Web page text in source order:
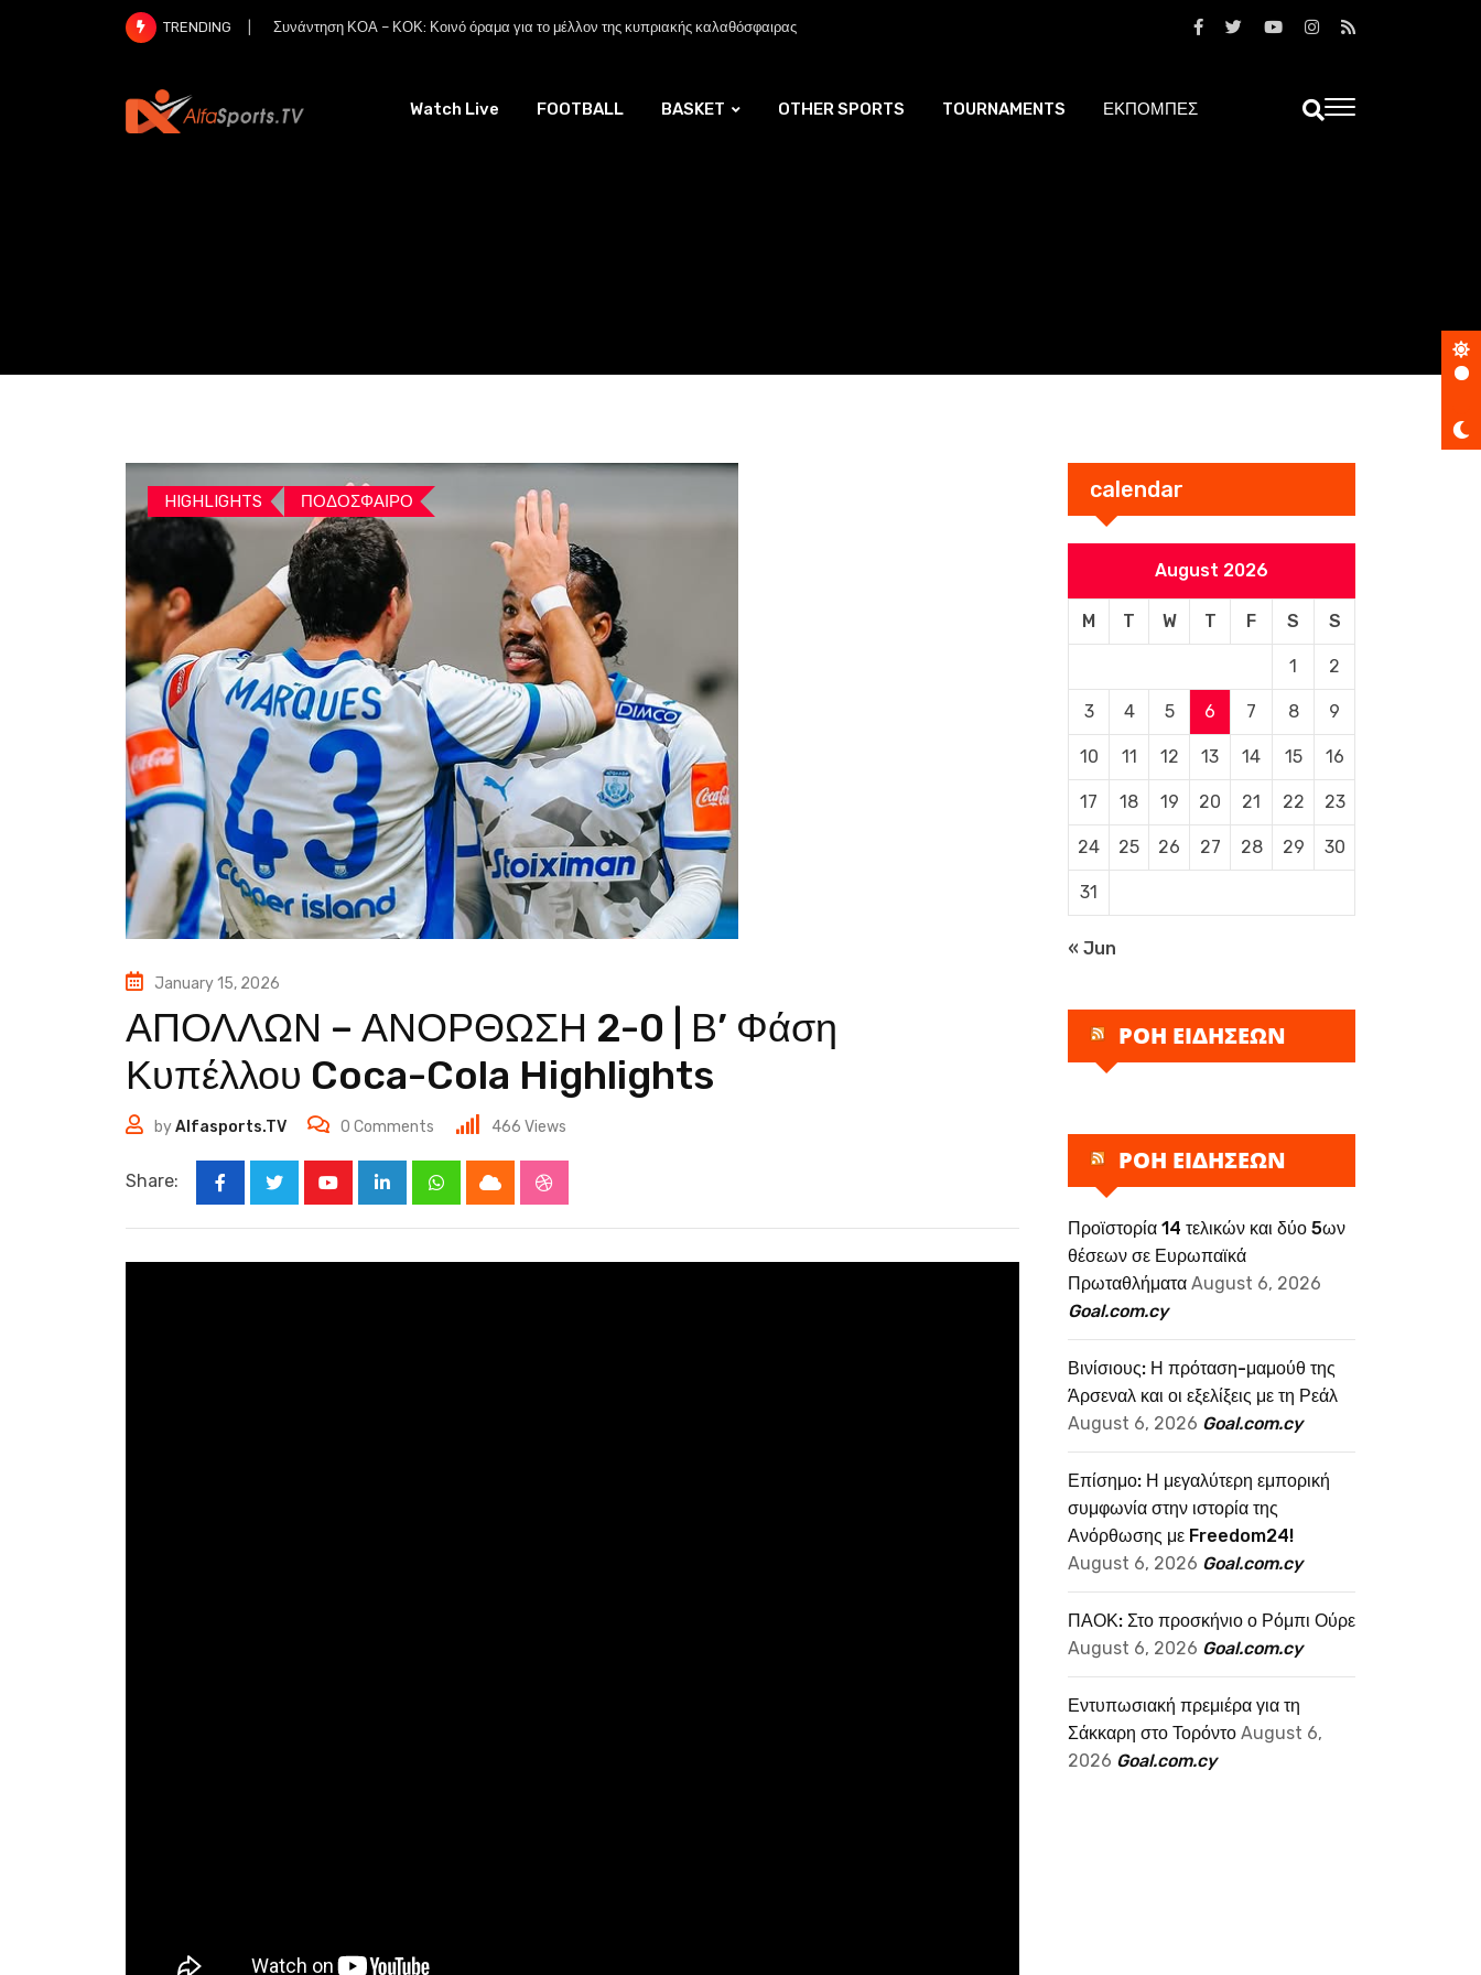
TRENDING Συνάντηση ΚΟΑ – ΚΟΚ: Κοινό όραμα για το μέλλον της κυπριακής καλαθόσφαιρας
Watch Live FOOTBALL BASKET OTHER SPORTS TOURNAMENTS ΕΚΠΟΜΠΕΣ
HIGHLIGHTS ΠΟΔΟΣΦΑΙΡΟ
January 15, 2026
ΑΠΟΛΛΩΝ – ΑΝΟΡΘΩΣΗ 2-0 | Β’ Φάση
Κυπέλλου Coca-Cola Highlights
byAlfasports.TV 0 Comments 466 Views
Share:
LinkedInWhatsappCloud StumbleUpon
calendar
August 2026
M T W T F S S
1 2
3 4 5 6 7 8 9
10 11 12 13 14 15 16
17 18 19 20 21 22 23
24 25 26 27 28 29 30
31
« Jun
ΡΟΗ ΕΙΔΗΣΕΩΝ
ΡΟΗ ΕΙΔΗΣΕΩΝ
Προϊστορία 14 τελικών και δύο 5ων
θέσεων σε Ευρωπαϊκά
Πρωταθλήματα August 6, 2026
Goal.com.cy
Βινίσιους: Η πρόταση-μαμούθ της
Άρσεναλ και οι εξελίξεις με τη Ρεάλ
August 6, 2026 Goal.com.cy
Επίσημο: Η μεγαλύτερη εμπορική
συμφωνία στην ιστορία της
Ανόρθωσης με Freedom24!
August 6, 2026 Goal.com.cy
ΠΑΟΚ: Στο προσκήνιο ο Ρόμπι Ούρε
August 6, 2026 Goal.com.cy
Εντυπωσιακή πρεμιέρα για τη
Σάκκαρη στο Τορόντο August 6,
2026 Goal.com.cy